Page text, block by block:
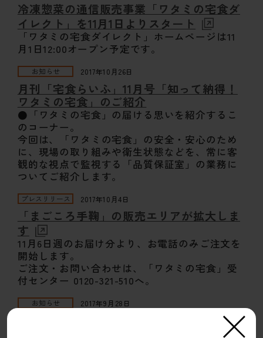
冷凍惣菜の通信販売事業「ワタミの宅食ダ
イレクト」を11月1日よりスタート
「ワタミの宅食ダイレクト」ホームページは11
月1日12:00オープン予定です。
お知らせ 2017年10月26日
月刊「宅食らいふ」11月号「知って納得！
ワタミの宅食」のご紹介
●「ワタミの宅食」の届ける思いを紹介するこ
のコーナー。
今回は、「ワタミの宅食」の安全・安心のため
に、現場の取り組みや衛生状態などを、常に客
観的な視点で監視する「品質保証室」の業務に
ついてご紹介します。
プレスリリース 2017年10月4日
「まごころ手鞠」の販売エリアが拡大しま
す
11月6日週のお届け分より、お電話のみご注文を
開始します。
ご注文・お問い合わせは、「ワタミの宅食」受
付センター 0120-321-510へ。
お知らせ 2017年9月28日
月刊「宅食らいふ」10月号「知って納得！